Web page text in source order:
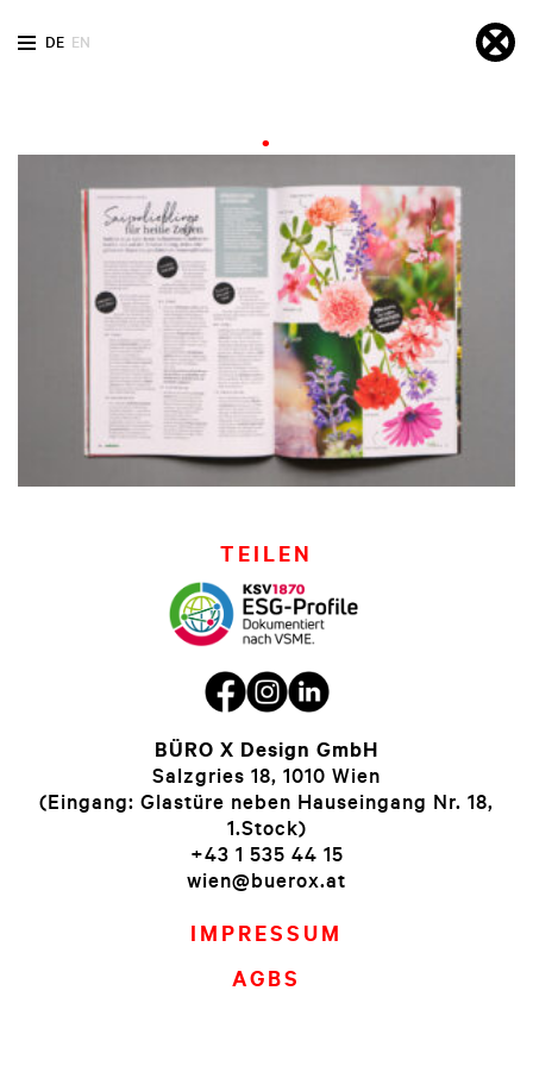
DE EN
TEILEN
BÜRO X Design GmbH
Salzgries 18, 1010 Wien
(Eingang: Glastüre neben Hauseingang Nr. 18,
1.Stock)
+43 1 535 44 15
wien@buerox.at
IMPRESSUM
AGBS